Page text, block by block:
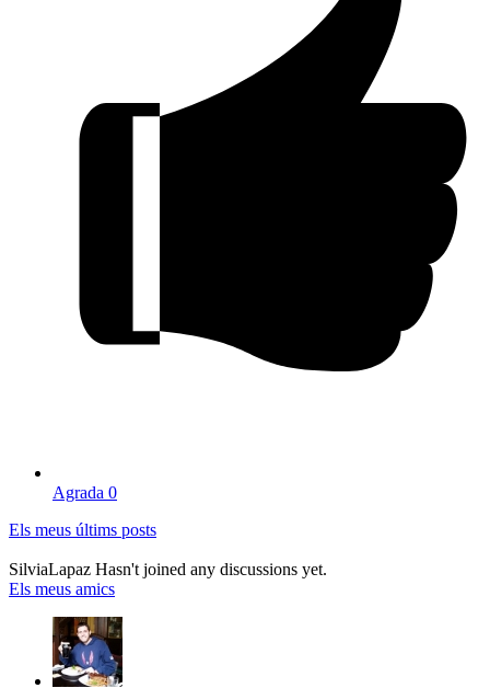
Agrada 0
Els meus últims posts
SilviaLapaz Hasn't joined any discussions yet.
Els meus amics